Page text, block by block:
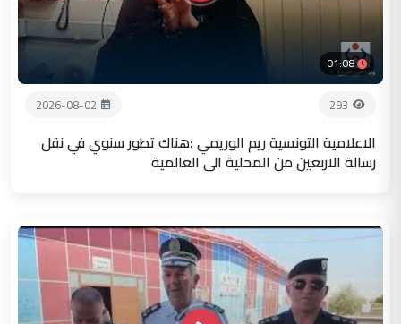
01:08
293
2026-08-02
الاعلامية التونسية ريم الوريمي :هناك تطور سنوي في نقل
رسالة الاربعين من المحلية الى العالمية